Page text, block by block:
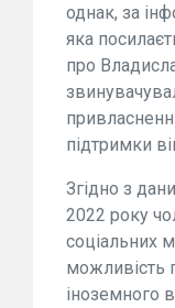
однак, за
яка
про
підтримки
Згідно з
2022 року
соціальних
можливість
іноземного